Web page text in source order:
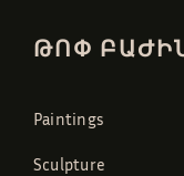
ԹՈՓ
Paintings
Sculpture